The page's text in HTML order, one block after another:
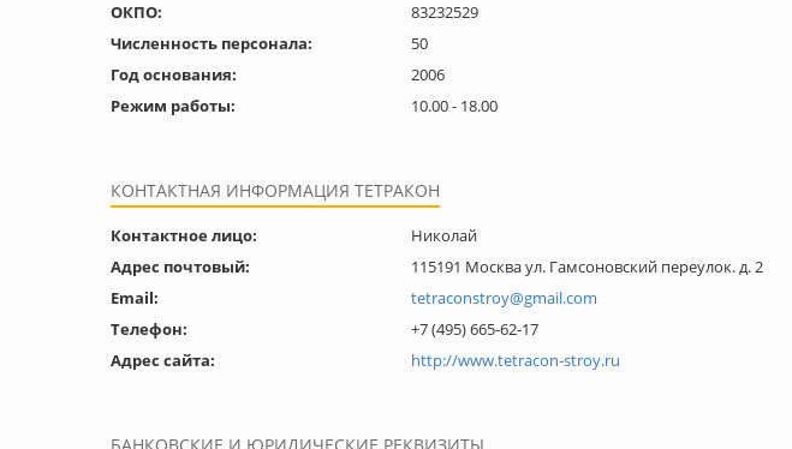
ОКПО:
83232529
Численность персонала:
50
Год основания:
2006
Режим работы:
10.00 - 18.00
КОНТАКТНАЯ ИНФОРМАЦИЯ ТЕТРАКОН
Контактное лицо:
Николай
Адрес почтовый:
115191 Москва ул. Гамсоновский переулок. д. 2
Email:
tetraconstroy@gmail.com
Телефон:
+7 (495) 665-62-17
Адрес сайта:
http://www.tetracon-stroy.ru